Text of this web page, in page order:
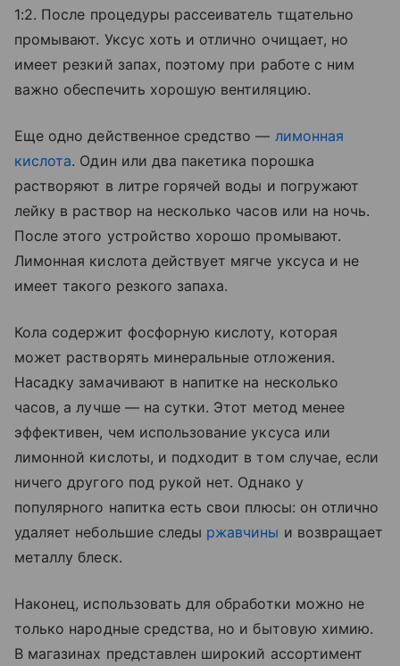
1:2. После процедуры рассеиватель тщательно
промывают. Уксус хоть и отлично очищает, но
имеет резкий запах, поэтому при работе с ним
важно обеспечить хорошую вентиляцию.
Еще одно действенное средство — лимонная
кислота. Один или два пакетика порошка
растворяют в литре горячей воды и погружают
лейку в раствор на несколько часов или на ночь.
После этого устройство хорошо промывают.
Лимонная кислота действует мягче уксуса и не
имеет такого резкого запаха.
Кола содержит фосфорную кислоту, которая
может растворять минеральные отложения.
Насадку замачивают в напитке на несколько
часов, а лучше — на сутки. Этот метод менее
эффективен, чем использование уксуса или
лимонной кислоты, и подходит в том случае, если
ничего другого под рукой нет. Однако у
популярного напитка есть свои плюсы: он отлично
удаляет небольшие следы ржавчины и возвращает
металлу блеск.
Наконец, использовать для обработки можно не
только народные средства, но и бытовую химию.
В магазинах представлен широкий ассортимент